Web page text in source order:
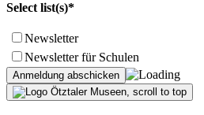
Select list(s)*
Newsletter
Newsletter für Schulen